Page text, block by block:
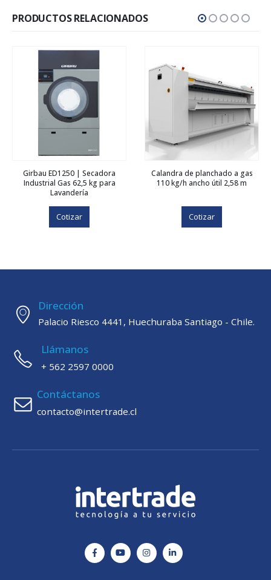
PRODUCTOS RELACIONADOS
Girbau ED1250 | Secadora
Industrial Gas 62,5 kg para
Lavandería
Cotizar
Calandra de planchado a gas
110 kg/h ancho útil 2,58 m
Cotizar
Dirección
Palacio Riesco 4441, Huechuraba Santiago - Chile.
Llámanos
+ 562 2597 0000
Contáctanos
contacto@intertrade.cl